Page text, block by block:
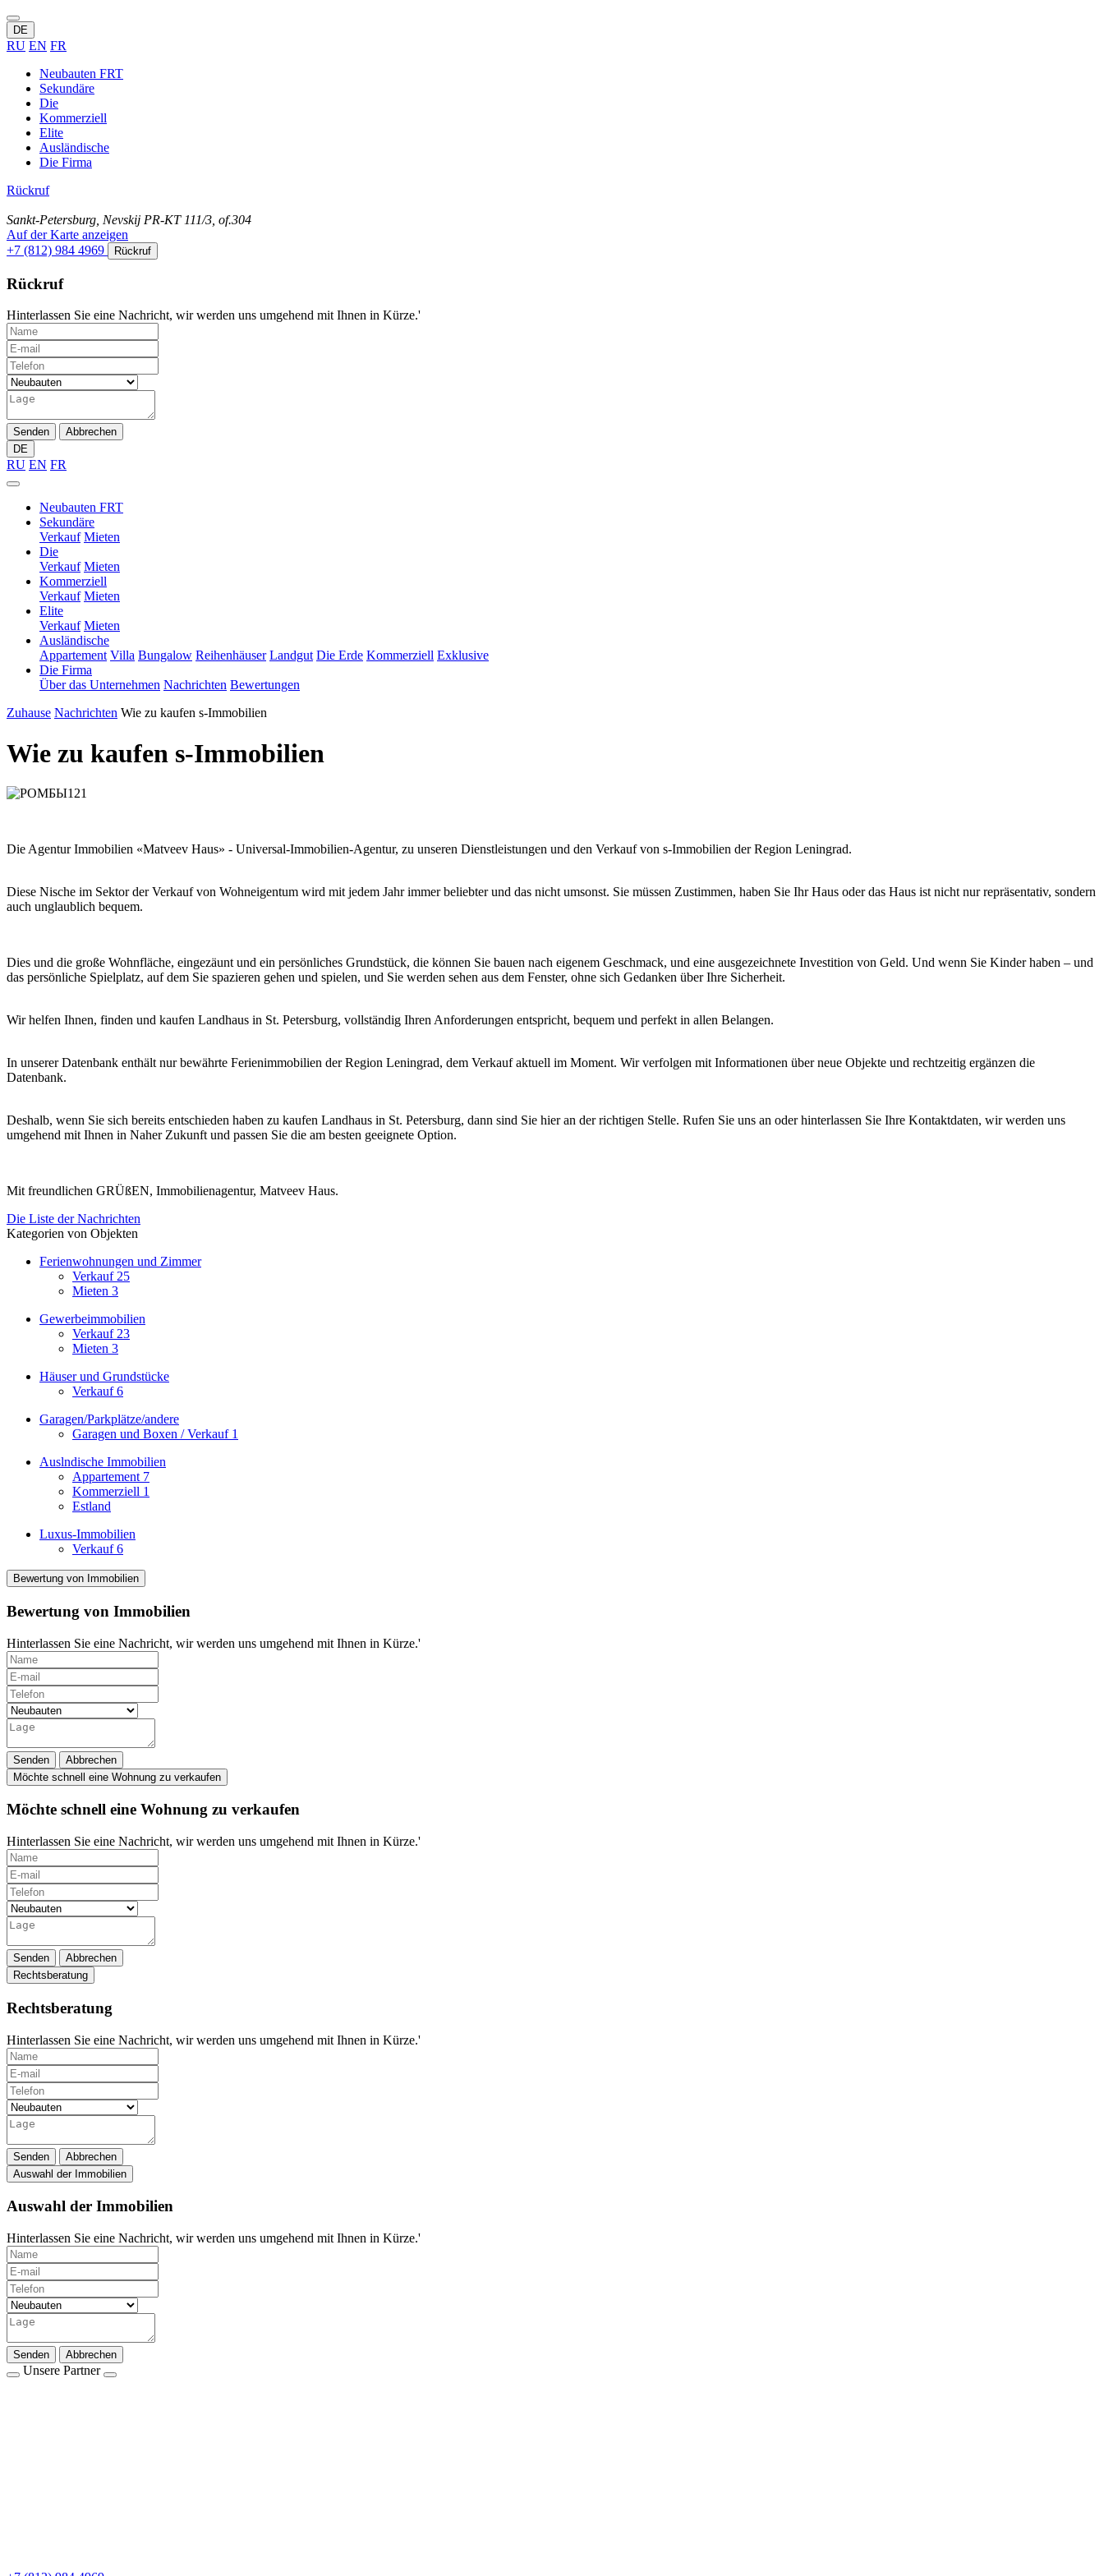
DE
RU EN FR
Neubauten FRT
Sekundäre
Die
Kommerziell
Elite
Ausländische
Die Firma
Rückruf
Sankt-Petersburg, Nevskij PR-KT 111/3, of.304
Auf der Karte anzeigen
+7 (812) 984 4969
Rückruf
Rückruf
Hinterlassen Sie eine Nachricht, wir werden uns umgehend mit Ihnen in Kürze.'
Senden
Abbrechen
DE
RU EN FR
Neubauten FRT
Sekundäre
Verkauf Mieten
Die
Verkauf Mieten
Kommerziell
Verkauf Mieten
Elite
Verkauf Mieten
Ausländische
Appartement Villa Bungalow Reihenhäuser Landgut Die Erde Kommerziell Exklusive
Die Firma
Über das Unternehmen Nachrichten Bewertungen
Zuhause Nachrichten Wie zu kaufen s-Immobilien
Wie zu kaufen s-Immobilien
Die Agentur Immobilien «Matveev Haus» - Universal-Immobilien-Agentur, zu unseren Dienstleistungen und den Verkauf von s-Immobilien der Region Leningrad.
Diese Nische im Sektor der Verkauf von Wohneigentum wird mit jedem Jahr immer beliebter und das nicht umsonst. Sie müssen Zustimmen, haben Sie Ihr Haus oder das Haus ist nicht nur repräsentativ, sondern
auch unglaublich bequem.
Dies und die große Wohnfläche, eingezäunt und ein persönliches Grundstück, die können Sie bauen nach eigenem Geschmack, und eine ausgezeichnete Investition von Geld. Und wenn Sie Kinder haben – und
das persönliche Spielplatz, auf dem Sie spazieren gehen und spielen, und Sie werden sehen aus dem Fenster, ohne sich Gedanken über Ihre Sicherheit.
Wir helfen Ihnen, finden und kaufen Landhaus in St. Petersburg, vollständig Ihren Anforderungen entspricht, bequem und perfekt in allen Belangen.
In unserer Datenbank enthält nur bewährte Ferienimmobilien der Region Leningrad, dem Verkauf aktuell im Moment. Wir verfolgen mit Informationen über neue Objekte und rechtzeitig ergänzen die
Datenbank.
Deshalb, wenn Sie sich bereits entschieden haben zu kaufen Landhaus in St. Petersburg, dann sind Sie hier an der richtigen Stelle. Rufen Sie uns an oder hinterlassen Sie Ihre Kontaktdaten, wir werden uns
umgehend mit Ihnen in Naher Zukunft und passen Sie die am besten geeignete Option.
Mit freundlichen GRÜßEN, Immobilienagentur, Matveev Haus.
Die Liste der Nachrichten
Kategorien von Objekten
Ferienwohnungen und Zimmer
Verkauf 25
Mieten 3
Gewerbeimmobilien
Verkauf 23
Mieten 3
Häuser und Grundstücke
Verkauf 6
Garagen/Parkplätze/andere
Garagen und Boxen / Verkauf 1
Auslndische Immobilien
Appartement 7
Kommerziell 1
Estland
Luxus-Immobilien
Verkauf 6
Bewertung von Immobilien
Bewertung von Immobilien
Hinterlassen Sie eine Nachricht, wir werden uns umgehend mit Ihnen in Kürze.'
Senden
Abbrechen
Möchte schnell eine Wohnung zu verkaufen
Möchte schnell eine Wohnung zu verkaufen
Hinterlassen Sie eine Nachricht, wir werden uns umgehend mit Ihnen in Kürze.'
Senden
Abbrechen
Rechtsberatung
Rechtsberatung
Hinterlassen Sie eine Nachricht, wir werden uns umgehend mit Ihnen in Kürze.'
Senden
Abbrechen
Auswahl der Immobilien
Auswahl der Immobilien
Hinterlassen Sie eine Nachricht, wir werden uns umgehend mit Ihnen in Kürze.'
Senden Abbrechen
Unsere Partner